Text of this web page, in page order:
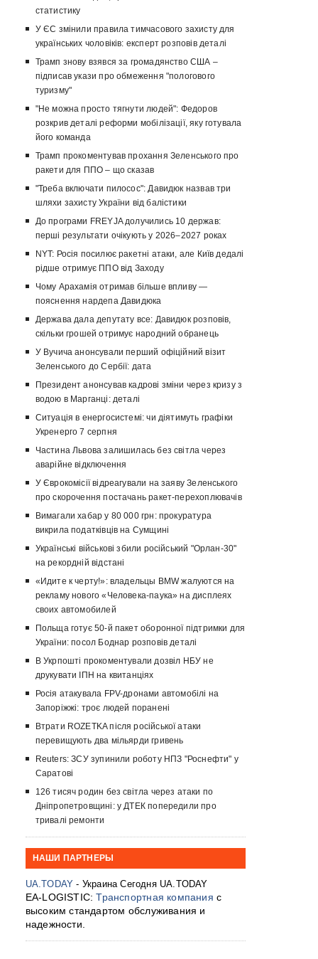
статистику
У ЄС змінили правила тимчасового захисту для
українських чоловіків: експерт розповів деталі
Трамп знову взявся за громадянство США –
підписав укази про обмеження "пологового
туризму"
"Не можна просто тягнути людей": Федоров
розкрив деталі реформи мобілізації, яку готувала
його команда
Трамп прокоментував прохання Зеленського про
ракети для ППО – що сказав
"Треба включати пилосос": Давидюк назвав три
шляхи захисту України від балістики
До програми FREYJA долучились 10 держав:
перші результати очікують у 2026–2027 роках
NYT: Росія посилює ракетні атаки, але Київ дедалі
рідше отримує ППО від Заходу
Чому Арахамія отримав більше впливу —
пояснення нардепа Давидюка
Держава дала депутату все: Давидюк розповів,
скільки грошей отримує народний обранець
У Вучича анонсували перший офіційний візит
Зеленського до Сербії: дата
Президент анонсував кадрові зміни через кризу з
водою в Марганці: деталі
Ситуація в енергосистемі: чи діятимуть графіки
Укренерго 7 серпня
Частина Львова залишилась без світла через
аварійне відключення
У Єврокомісії відреагували на заяву Зеленського
про скорочення постачань ракет-перехоплювачів
Вимагали хабар у 80 000 грн: прокуратура
викрила податківців на Сумщині
Українські військові збили російський "Орлан-30"
на рекордній відстані
«Идите к черту!»: владельцы BMW жалуются на
рекламу нового «Человека-паука» на дисплеях
своих автомобилей
Польща готує 50-й пакет оборонної підтримки для
України: посол Боднар розповів деталі
В Укрпошті прокоментували дозвіл НБУ не
друкувати ІПН на квитанціях
Росія атакувала FPV-дронами автомобілі на
Запоріжжі: троє людей поранені
Втрати ROZETKA після російської атаки
перевищують два мільярди гривень
Reuters: ЗСУ зупинили роботу НПЗ "Роснефти" у
Саратові
126 тисяч родин без світла через атаки по
Дніпропетровщині: у ДТЕК попередили про
тривалі ремонти
НАШИ ПАРТНЕРЫ
UA.TODAY - Украина Сегодня UA.TODAY
EA-LOGISTIC:Транспортная компания с
высоким стандартом обслуживания и
надежности.